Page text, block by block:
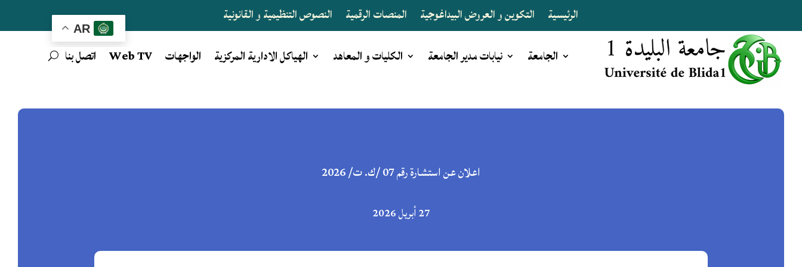
AR
الرئيسية التكوين و العروض البيداغوجية المنصات الرقمية النصوص التنظيمية و القانونية
الجامعة نيابات مدير الجامعة الكليات و المعاهد الهياكل الادارية المركزية الواجهات Web TV اتصل بنا
اعلان عن استشارة رقم 07 /ك. ت/ 2026
27 أبريل 2026